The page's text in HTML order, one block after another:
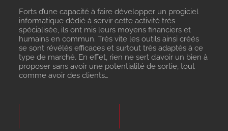
Forts d’une capacité à faire développer un progiciel
informatique dédié à servir cette activité très
spécialisée, ils ont mis leurs moyens financiers et
humains en commun. Très vite les outils ainsi créés
se sont révélés efficaces et surtout très adaptés à ce
type de marché. En effet, rien ne sert d’avoir un bien à
proposer sans avoir une potentialité de sortie, tout
comme avoir des clients…